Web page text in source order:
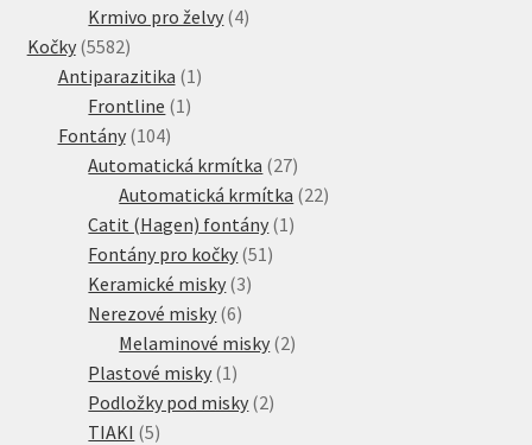
produkty
Krmivo pro želvy 44
Kočky 55825582
produktů
Antiparazitika 1 1
Frontline 1 1
Fontány 104104
produktů
Automatická krmítka 2727
produktů
Automatická krmítka 2222
Catit (Hagen) fontány 1 1
Fontány pro kočky 51 51
Keramické misky 33
Nerezové misky 66
produktů
Melaminové misky 22
Plastové misky 1 1
produkt
Podložky pod misky 22
TIAKI 55